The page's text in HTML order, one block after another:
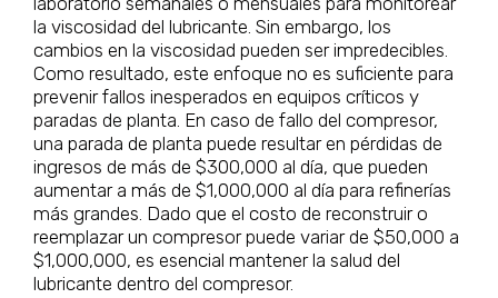
la viscosidad del lubricante. Sin embargo, los
cambios en la viscosidad pueden ser impredecibles.
Como resultado, este enfoque no es suficiente para
prevenir fallos inesperados en equipos críticos y
paradas de planta. En caso de fallo del compresor,
una parada de planta puede resultar en pérdidas de
ingresos de más de $300,000 al día, que pueden
aumentar a más de $1,000,000 al día para refinerías
más grandes. Dado que el costo de reconstruir o
reemplazar un compresor puede variar de $50,000 a
$1,000,000, es esencial mantener la salud del
lubricante dentro del compresor.